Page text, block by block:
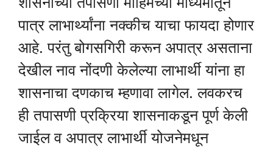
पात्र लाभार्थ्यांना नक्कीच याचा फायदा होणार
आहे. परंतु बोगसगिरी करून अपात्र असताना
देखील नाव नोंदणी केलेल्या लाभार्थी यांना हा
शासनाचा दणकाच म्हणावा लागेल. लवकरच
ही तपासणी प्रक्रिया शासनाकडून पूर्ण केली
जाईल व अपात्र लाभार्थी योजनेमधून